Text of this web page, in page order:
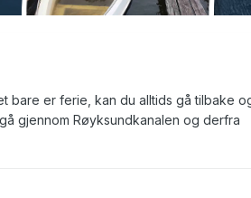
bare er ferie, kan du alltids gå tilbake
gjennom Røyksundkanalen og derfra